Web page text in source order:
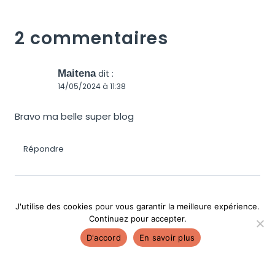
2 commentaires
Maitena dit :
14/05/2024 à 11:38
Bravo ma belle super blog
Répondre
Manon dit :
14/05/2024 à 12:05
J'utilise des cookies pour vous garantir la meilleure expérience.
Continuez pour accepter.
D'accord
En savoir plus